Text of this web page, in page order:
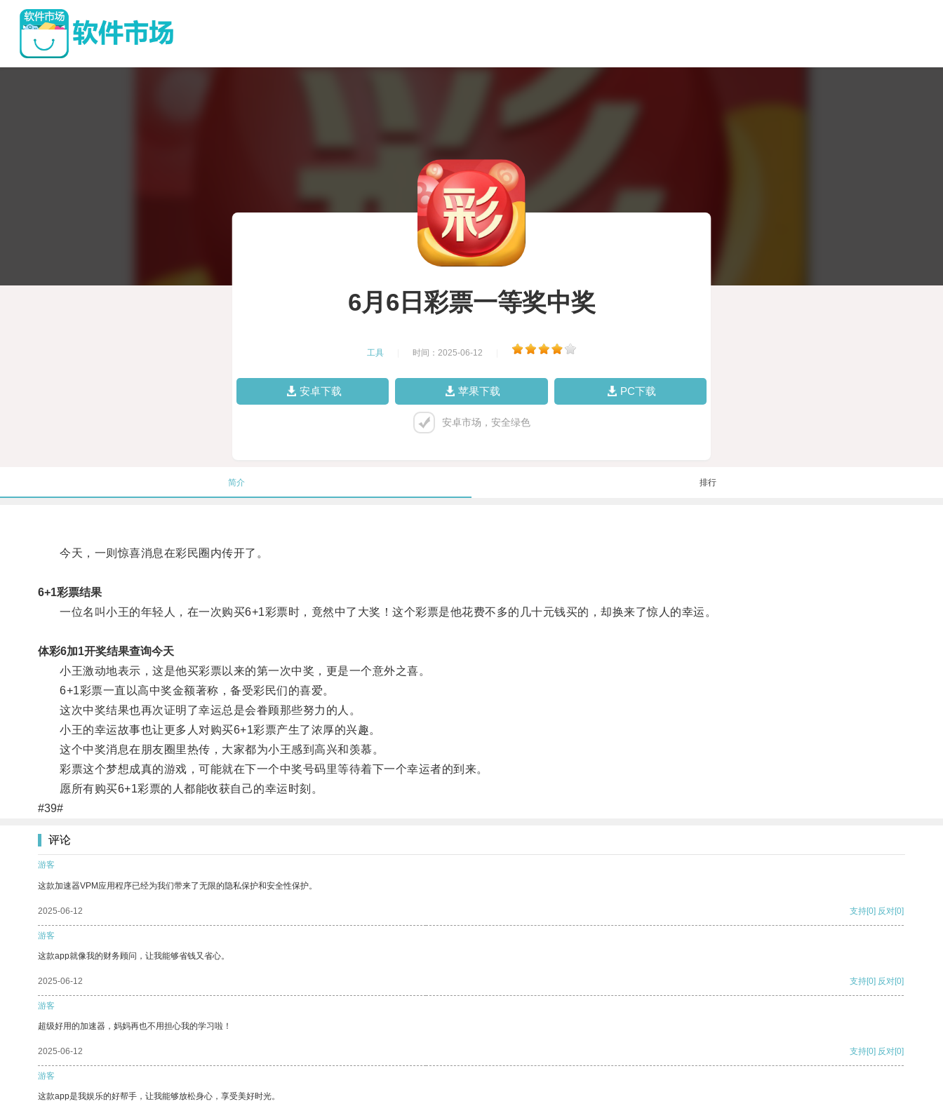
6月6日彩票一等奖中奖
工具 时间：2025-06-12
安卓下载 苹果下载 PC下载
安卓市场，安全绿色
简介 排行
今天，一则惊喜消息在彩民圈内传开了。
6+1彩票结果
一位名叫小王的年轻人，在一次购买6+1彩票时，竟然中了大奖！这个彩票是他花费不多的几十元钱买的，却换来了惊人的幸运。
体彩6加1开奖结果查询今天
小王激动地表示，这是他买彩票以来的第一次中奖，更是一个意外之喜。
6+1彩票一直以高中奖金额著称，备受彩民们的喜爱。
这次中奖结果也再次证明了幸运总是会眷顾那些努力的人。
小王的幸运故事也让更多人对购买6+1彩票产生了浓厚的兴趣。
这个中奖消息在朋友圈里热传，大家都为小王感到高兴和羡慕。
彩票这个梦想成真的游戏，可能就在下一个中奖号码里等待着下一个幸运者的到来。
愿所有购买6+1彩票的人都能收获自己的幸运时刻。
#39#
评论
游客
这款加速器VPM应用程序已经为我们带来了无限的隐私保护和安全性保护。
2025-06-12 支持[0] 反对[0]
游客
这款app就像我的财务顾问，让我能够省钱又省心。
2025-06-12 支持[0] 反对[0]
游客
超级好用的加速器，妈妈再也不用担心我的学习啦！
2025-06-12 支持[0] 反对[0]
游客
这款app是我娱乐的好帮手，让我能够放松身心，享受美好时光。